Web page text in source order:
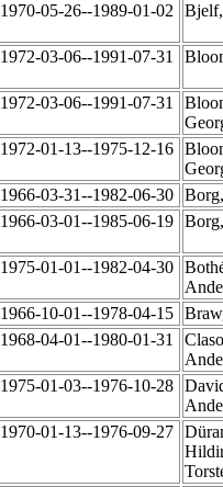
1970-05-26--1989-01-02
1972-03-06--1991-07-31
1972-03-06--1991-07-31
1972-01-13--1975-12-16
1966-03-31--1982-06-30
1966-03-01--1985-06-19
1975-01-01--1982-04-30
1966-10-01--1978-04-15
1968-04-01--1980-01-31
1975-01-03--1976-10-28
1970-01-13--1976-09-27